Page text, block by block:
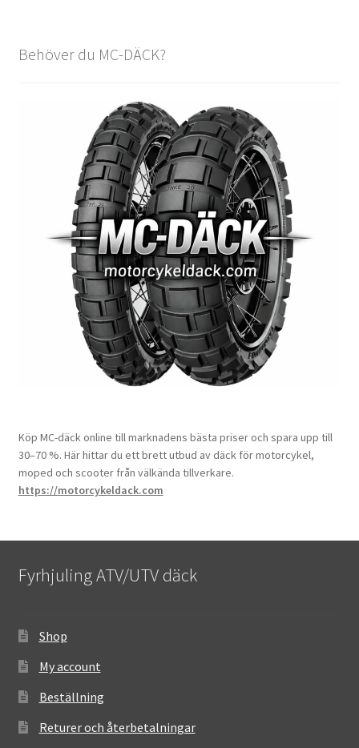
Behöver du MC-DÄCK?
Köp MC-däck online till marknadens bästa priser och spara upp till
30–70 %. Här hittar du ett brett utbud av däck för motorcykel,
moped och scooter från välkända tillverkare.
https://motorcykeldack.com
Fyrhjuling ATV/UTV däck
Shop
My account
Beställning
Returer och återbetalningar